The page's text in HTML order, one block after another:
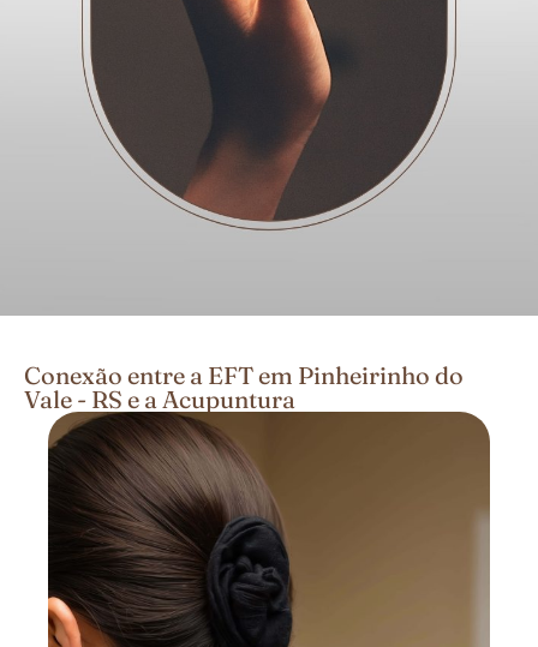
Conexão entre a EFT em Pinheirinho do
Vale - RS e a Acupuntura